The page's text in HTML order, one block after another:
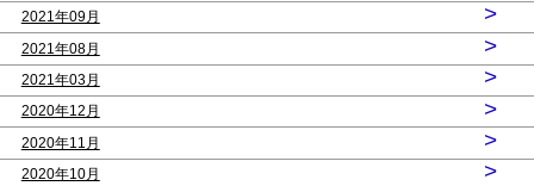
2021年09月 >
2021年08月 >
2021年03月 >
2020年12月 >
2020年11月 >
2020年10月 >